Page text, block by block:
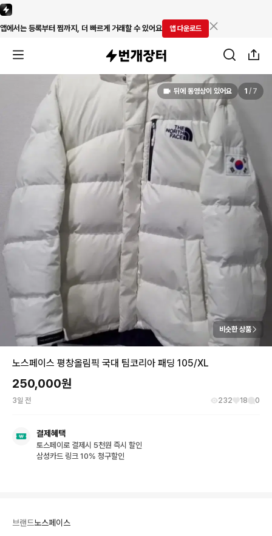
앱에서는 등록부터 찜까지, 더 빠르게 거래할 수 있어요 앱 다운로드
뒤에 동영상이 있어요 1 / 7
비슷한 상품
노스페이스 평창올림픽 국대 팀코리아 패딩 105/XL
250,000원
3일 전 232 18 0
결제혜택
토스페이로 결제시 5천원 즉시 할인
삼성카드 링크 10% 청구할인
브랜드노스페이스